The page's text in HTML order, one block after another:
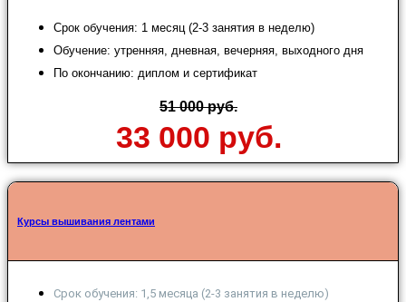
Срок обучения: 1 месяц (2-3 занятия в неделю)
Обучение: утренняя, дневная, вечерняя, выходного дня
По окончанию: диплом и сертификат
51 000 руб.
33 000 руб.
Курсы вышивания лентами
Срок обучения: 1,5 месяца (2-3 занятия в неделю)